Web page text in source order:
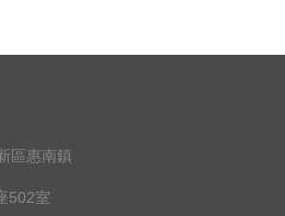
區惠南鎮
502室